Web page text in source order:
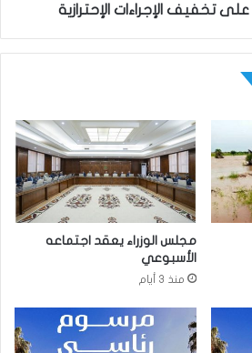
تخفيف الإجراءات الإحترازية
مجلس الوزراء يعقد اجتماعه
الأسبوعي
منذ 3 أيام